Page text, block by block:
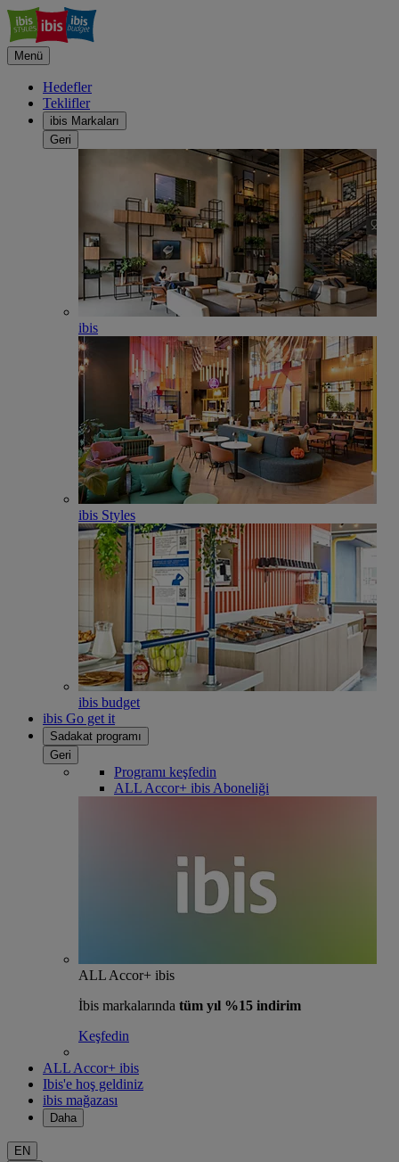
Menü
Hedefler
Teklifler
ibis Markaları
Geri
ibis
ibis Styles
ibis budget
ibis Go get it
Sadakat programı
Geri
Programı keşfedin
ALL Accor+ ibis Aboneliği
ALL Accor+ ibis
İbis markalarında tüm yıl %15 indirim
Keşfedin
ALL Accor+ ibis
Ibis'e hoş geldiniz
ibis mağazası
Daha
EN